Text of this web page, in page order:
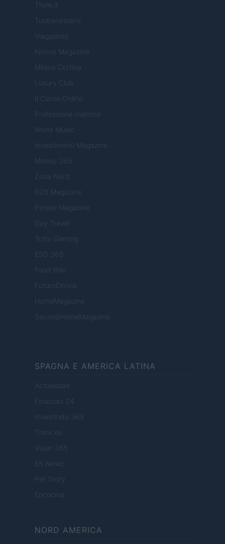
Think.it
Tuobenessere
Viaggiamo
Nonne Magazine
Milano Cortina
Luxury Club
Il Calcio Online
Professione mamma
World Music
Investimenti Magazine
Money 365
Zona Nerd
B2B Magazine
People Magazine
Day Travel
Tutto Gaming
ESG 365
Food Wiki
FuturoDonna
HomeMagazine
SecondHomeMagazine
SPAGNA E AMERICA LATINA
Actualidad
Finanzas 24
Investindo 365
Think.es
Viajar 365
ES Newz
Pet Story
Encocina
NORD AMERICA